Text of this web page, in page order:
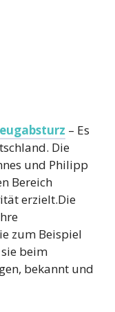
– Es
Die
und Philipp
Bereich
erzielt.Die
zum Beispiel
beim
bekannt und